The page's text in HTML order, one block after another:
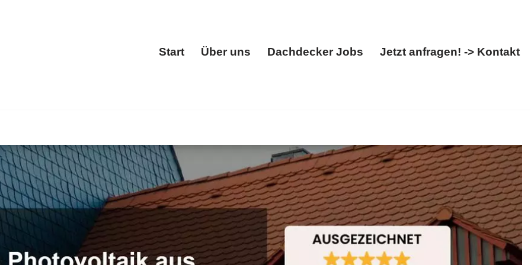
Start Über uns Dachdecker Jobs Jetzt anfragen! -> Kontakt
oder ✓Dachgauben, Dacheindeckung, Dachfenster, Dachstuhl. Sofort bei BOHN: ✓Dachdecker,
für Schlangenbad, Ihr Dachdeckermeister. Ihr Wunsch ist unser Antrieb ✉.